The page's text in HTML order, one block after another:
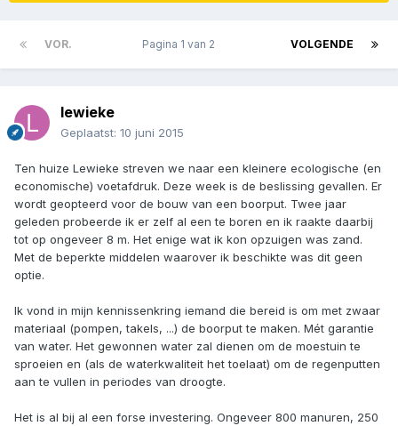
VOR. VOLGENDE
Pagina 1 van 2
lewieke
Geplaatst: 10 juni 2015
Ten huize Lewieke streven we naar een kleinere ecologische (en
economische) voetafdruk. Deze week is de beslissing gevallen. Er
wordt geopteerd voor de bouw van een boorput. Twee jaar
geleden probeerde ik er zelf al een te boren en ik raakte daarbij
tot op ongeveer 8 m. Het enige wat ik kon opzuigen was zand.
Met de beperkte middelen waarover ik beschikte was dit geen
optie.
Ik vond in mijn kennissenkring iemand die bereid is om met zwaar
materiaal (pompen, takels, ...) de boorput te maken. Mét garantie
van water. Het gewonnen water zal dienen om de moestuin te
sproeien en (als de waterkwaliteit het toelaat) om de regenputten
aan te vullen in periodes van droogte.
Het is al bij al een forse investering. Ongeveer 800 manuren, 250